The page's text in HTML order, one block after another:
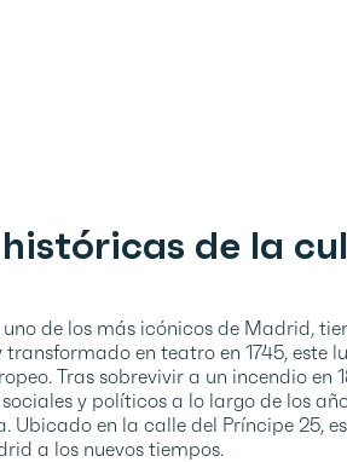
de la
uno de los más icónicos de Madrid,
transformado en teatro en 1745, este
Tras sobrevivir a un incendio en
y políticos a lo largo de los
Ubicado en la calle del Príncipe 25,
a los nuevos tiempos.